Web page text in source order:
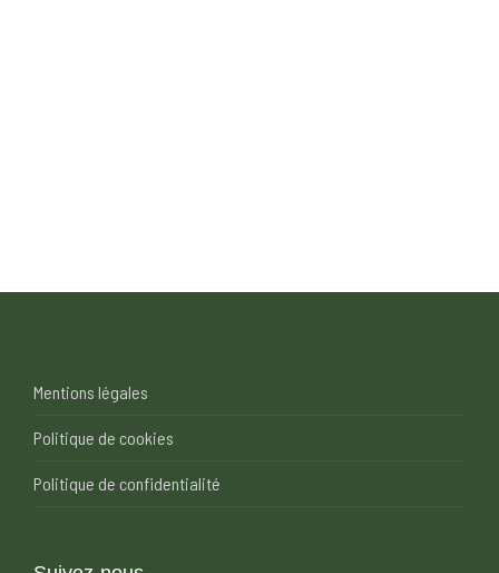
Mentions légales
Politique de cookies
Politique de confidentialité